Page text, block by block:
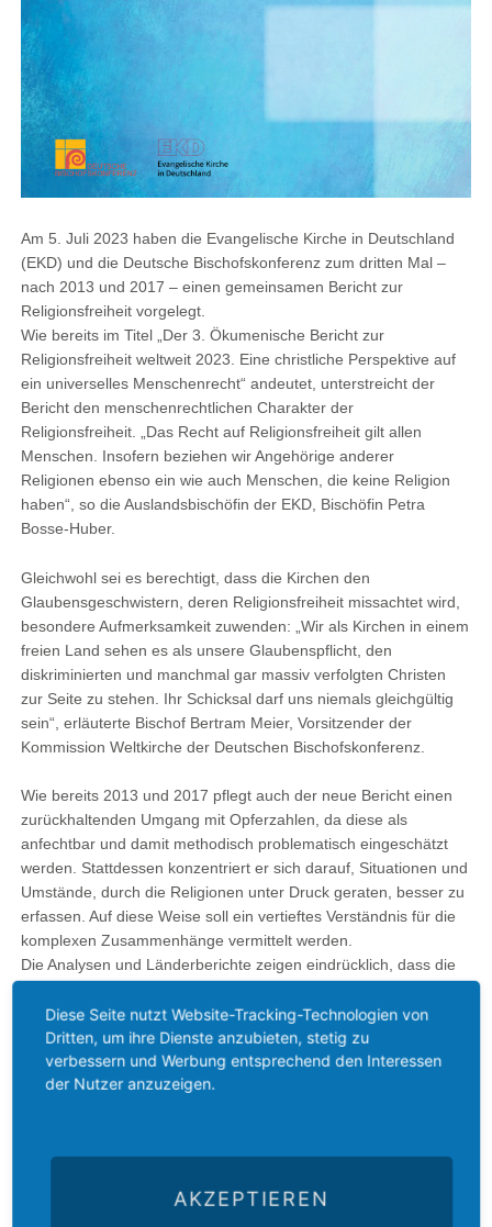
Am 5. Juli 2023 haben die Evangelische Kirche in Deutschland
(EKD) und die Deutsche Bischofskonferenz zum dritten Mal –
nach 2013 und 2017 – einen gemeinsamen Bericht zur
Religionsfreiheit vorgelegt.
Wie bereits im Titel „Der 3. Ökumenische Bericht zur
Religionsfreiheit weltweit 2023. Eine christliche Perspektive auf
ein universelles Menschenrecht“ andeutet, unterstreicht der
Bericht den menschenrechtlichen Charakter der
Religionsfreiheit. „Das Recht auf Religionsfreiheit gilt allen
Menschen. Insofern beziehen wir Angehörige anderer
Religionen ebenso ein wie auch Menschen, die keine Religion
haben“, so die Auslandsbischöfin der EKD, Bischöfin Petra
Bosse-Huber.
Gleichwohl sei es berechtigt, dass die Kirchen den
Glaubensgeschwistern, deren Religionsfreiheit missachtet wird,
besondere Aufmerksamkeit zuwenden: „Wir als Kirchen in einem
freien Land sehen es als unsere Glaubenspflicht, den
diskriminierten und manchmal gar massiv verfolgten Christen
zur Seite zu stehen. Ihr Schicksal darf uns niemals gleichgültig
sein“, erläuterte Bischof Bertram Meier, Vorsitzender der
Kommission Weltkirche der Deutschen Bischofskonferenz.
Wie bereits 2013 und 2017 pflegt auch der neue Bericht einen
zurückhaltenden Umgang mit Opferzahlen, da diese als
anfechtbar und damit methodisch problematisch eingeschätzt
werden. Stattdessen konzentriert er sich darauf, Situationen und
Umstände, durch die Religionen unter Druck geraten, besser zu
erfassen. Auf diese Weise soll ein vertieftes Verständnis für die
komplexen Zusammenhänge vermittelt werden.
Die Analysen und Länderberichte zeigen eindrücklich, dass die
beispielsweise Versammlungs- und Redefreiheit nicht geachtet
werden oder das Prinzip gleicher Rechte für alle
Staatsangehörigen zulasten einzelner Ethnien nicht
gewährleistet ist, wird regelmäßig auch die Freiheit der Religion
der Religionsfreiheit willen geboten ist.
Weitere Spannungsfelder für die Religionsfreiheit sind Migration,
Diese Seite nutzt Website-Tracking-Technologien von
Dritten, um ihre Dienste anzubieten, stetig zu
verbessern und Werbung entsprechend den Interessen
der Nutzer anzuzeigen.
AKZEPTIEREN